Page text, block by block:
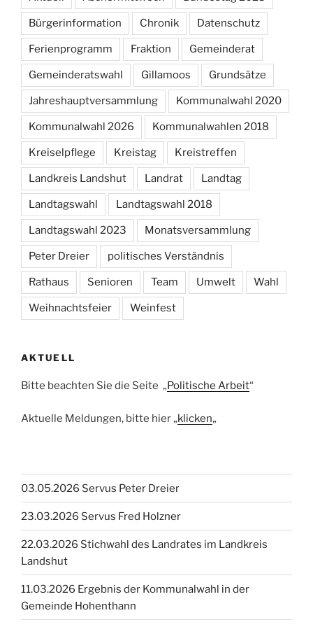
Bürgerinformation Chronik Datenschutz
Ferienprogramm Fraktion Gemeinderat
Gemeinderatswahl Gillamoos Grundsätze
Jahreshauptversammlung Kommunalwahl 2020
Kommunalwahl 2026 Kommunalwahlen 2018
Kreiselpflege Kreistag Kreistreffen
Landkreis Landshut Landrat Landtag
Landtagswahl Landtagswahl 2018
Landtagswahl 2023 Monatsversammlung
Peter Dreier politisches Verständnis
Rathaus Senioren Team Umwelt Wahl
Weihnachtsfeier Weinfest
AKTUELL
Bitte beachten Sie die Seite „Politische Arbeit“
Aktuelle Meldungen, bitte hier „klicken„
03.05.2026 Servus Peter Dreier
23.03.2026 Servus Fred Holzner
22.03.2026 Stichwahl des Landrates im Landkreis
Landshut
11.03.2026 Ergebnis der Kommunalwahl in der
Gemeinde Hohenthann